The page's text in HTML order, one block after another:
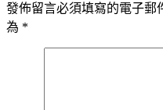
發佈留言必須填寫的電子郵
為 *